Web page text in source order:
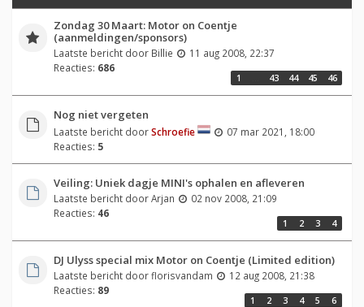
Zondag 30 Maart: Motor on Coentje
(aanmeldingen/sponsors)
Laatste bericht door Billie
11 aug 2008, 22:37
Reacties: 686
1 43 44 45 46
Nog niet vergeten
Laatste bericht doorSchroefie
07 mar 2021, 18:00
Reacties: 5
Veiling: Uniek dagje MINI's ophalen en afleveren
Laatste bericht doorArjan
02 nov 2008, 21:09
Reacties: 46
1 2 3 4
DJ Ulyss special mix Motor on Coentje (Limited edition)
Laatste bericht doorflorisvandam
12 aug 2008, 21:38
Reacties: 89
1 2 3 4 5 6